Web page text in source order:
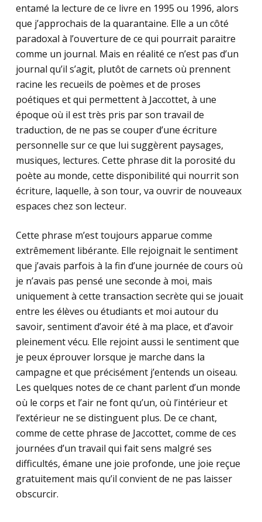
entamé la lecture de ce livre en 1995 ou 1996, alors
que j’approchais de la quarantaine. Elle a un côté
paradoxal à l’ouverture de ce qui pourrait paraitre
comme un journal. Mais en réalité ce n’est pas d’un
journal qu’il s’agit, plutôt de carnets où prennent
racine les recueils de poèmes et de proses
poétiques et qui permettent à Jaccottet, à une
époque où il est très pris par son travail de
traduction, de ne pas se couper d’une écriture
personnelle sur ce que lui suggèrent paysages,
musiques, lectures. Cette phrase dit la porosité du
poète au monde, cette disponibilité qui nourrit son
écriture, laquelle, à son tour, va ouvrir de nouveaux
espaces chez son lecteur.
Cette phrase m’est toujours apparue comme
extrêmement libérante. Elle rejoignait le sentiment
que j’avais parfois à la fin d’une journée de cours où
je n’avais pas pensé une seconde à moi, mais
uniquement à cette transaction secrète qui se jouait
entre les élèves ou étudiants et moi autour du
savoir, sentiment d’avoir été à ma place, et d’avoir
pleinement vécu. Elle rejoint aussi le sentiment que
je peux éprouver lorsque je marche dans la
campagne et que précisément j’entends un oiseau.
Les quelques notes de ce chant parlent d’un monde
où le corps et l’air ne font qu’un, où l’intérieur et
l’extérieur ne se distinguent plus. De ce chant,
comme de cette phrase de Jaccottet, comme de ces
journées d’un travail qui fait sens malgré ses
difficultés, émane une joie profonde, une joie reçue
gratuitement mais qu’il convient de ne pas laisser
obscurcir.